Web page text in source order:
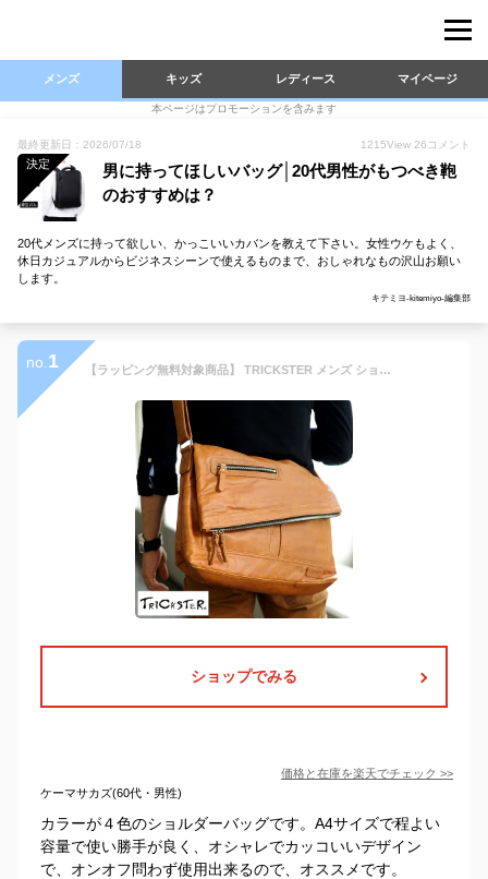
メンズ キッズ レディース マイページ
本ページはプロモーションを含みます
最終更新日：2026/07/18 1215View 26 コメント
決定
男に持ってほしいバッグ│20代男性がもつべき鞄
のおすすめは？
20代メンズに持って欲しい、かっこいいカバンを教えて下さい。女性ウケもよく、
休日カジュアルからビジネスシーンで使えるものまで、おしゃれなもの沢山お願い
します。
キテミヨ-kitemiyo-編集部
no. 1 【ラッピング無料対象商品】 TRICKSTER メンズ ショルダーバッグ ERIC 大人 斜め掛け ショルダー バッグ 合皮 A4 フェイクレザー かっこいい 男女兼用 【送料無料】
ショップでみる
価格と在庫を楽天でチェック >>
ケーマサカズ(60代・男性)
カラーが４色のショルダーバッグです。A4サイズで程よい
容量で使い勝手が良く、オシャレでカッコいいデザイン
で、オンオフ問わず使用出来るので、オススメです。